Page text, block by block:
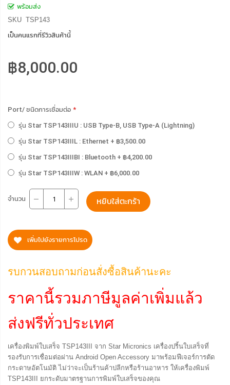
พร้อมส่ง
SKU TSP143
เป็นคนแรกที่รีวิวสินค้านี้
฿8,000.00
Port/ ชนิดการเชื่อมต่อ
รุ่น Star TSP143IIIU : USB Type-B, USB Type-A (Lightning)
รุ่น Star TSP143IIIL : Ethernet + ฿3,500.00
รุ่น Star TSP143IIIBI : Bluetooth + ฿4,200.00
รุ่น Star TSP143IIIW : WLAN + ฿6,000.00
จำนวน หยิบใส่ตะกร้า
เพิ่มไปยังรายการโปรด
รบกวนสอบถามก่อนสั่งซื้อสินค้านะคะ
ราคานี้รวมภาษีมูลค่าเพิ่มแล้ว
ส่งฟรีทั่วประเทศ
เครื่องพิมพ์ใบเสร็จ TSP143III จาก Star Micronics เครื่องปริ้นใบเสร็จที่
รองรับการเชื่อมต่อผ่าน Android Open Accessory มาพร้อมฟีเจอร์การตัด
กระดาษอัตโนมัติ ไม่ว่าจะเป็นร้านค้าปลีกหรือร้านอาหาร ให้เครื่องพิมพ์
TSP143III ยกระดับมาตรฐานการพิมพ์ใบเสร็จของคุณ